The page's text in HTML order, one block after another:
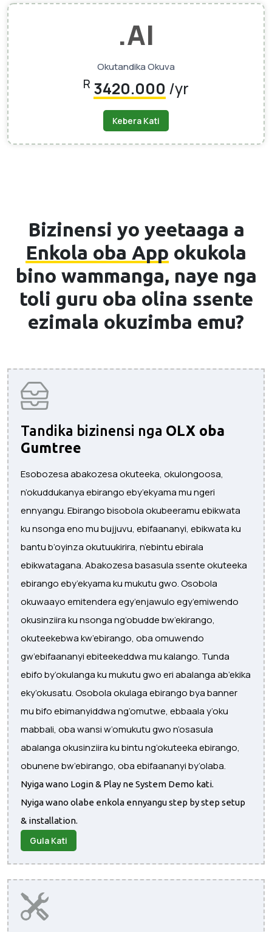
.AI
Okutandika Okuva
R 3420.000 /yr
Kebera Kati
Bizinensi yo yeetaaga a
Enkola oba App okukola
bino wammanga, naye nga
toli guru oba olina ssente
ezimala okuzimba emu?
Tandika bizinensi nga OLX oba
Gumtree
Esobozesa abakozesa okuteeka, okulongoosa,
n’okuddukanya ebirango eby’ekyama mu ngeri
ennyangu. Ebirango bisobola okubeeramu ebikwata
ku nsonga eno mu bujjuvu, ebifaananyi, ebikwata ku
bantu b’oyinza okutuukirira, n’ebintu ebirala
ebikwatagana. Abakozesa basasula ssente okuteeka
ebirango eby’ekyama ku mukutu gwo. Osobola
okuwaayo emitendera egy’enjawulo egy’emiwendo
okusinziira ku nsonga ng’obudde bw’ekirango,
okuteekebwa kw’ebirango, oba omuwendo
gw’ebifaananyi ebiteekeddwa mu kalango. Tunda
ebifo by’okulanga ku mukutu gwo eri abalanga ab’ekika
eky’okusatu. Osobola okulaga ebirango bya banner
mu bifo ebimanyiddwa ng’omutwe, ebbaala y’oku
mabbali, oba wansi w’omukutu gwo n’osasula
abalanga okusinziira ku bintu ng’okuteeka ebirango,
obunene bw’ebirango, oba ebifaananyi by’olaba.
Nyiga wano Login & Play ne System Demo kati.
Nyiga wano olabe enkola ennyangu step by step setup
& installation.
Gula Kati